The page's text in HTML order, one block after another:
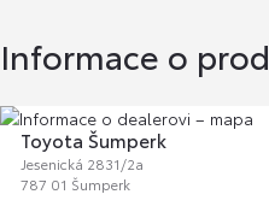
Zobrazit číslo
Informace o
Toyota Šumperk
Jesenická 2831/2a
787 01 Šumperk